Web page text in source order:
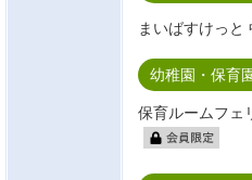
まいばすけっと
幼稚園・保育
保育ルームフェ